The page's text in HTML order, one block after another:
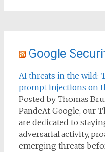
Google
AI threats in the wild:
prompt injections on
Posted by Thomas
PandeAt Google, our
are dedicated to
adversarial activity,
emerging threats